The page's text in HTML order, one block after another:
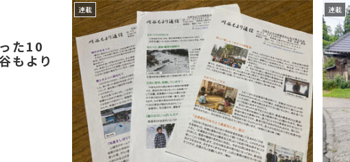
た10
もより
連載 連載